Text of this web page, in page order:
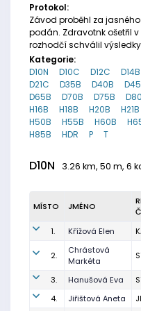
Protokol:
Závod proběhl za
podán. Zdravotnk ošetřil
rozhodčí schválil
Kategorie:
D10N
D10C D12C D14B
D21C
D35B D40B
D65B
D70B D75B
H16B
H18B H20B H21B
H50B
H55B H60B
H85B
HDR P T
D10N 3.26 km, 50 m, 6
MÍSTO JMÉNO
1. Křížová Elen
2.
Chrástová
Markéta
3. Hanušová Eva
4.
Jiřištová Aneta